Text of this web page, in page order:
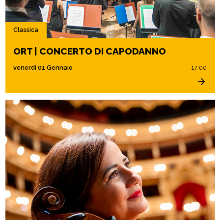
Classica
ORT | CONCERTO DI CAPODANNO
venerdì 01 Gennaio 17:00